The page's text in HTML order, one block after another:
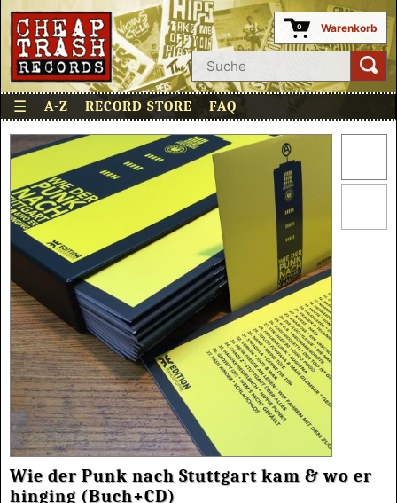
0 Warenkorb
☰ A-Z RECORD STORE FAQ
Wie der Punk nach Stuttgart kam & wo er
hinging (Buch+CD)